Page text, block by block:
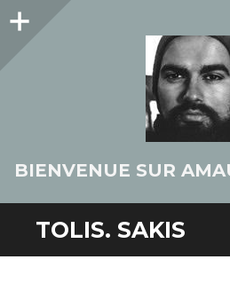
Colonne
BIENVENUE SUR
TOLIS. SAKIS